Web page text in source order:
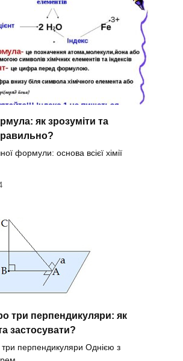
як зрозуміти та
формули: основа всієї хімії
три перпендикуляри: як
застосувати?
перпендикуляри Однією з